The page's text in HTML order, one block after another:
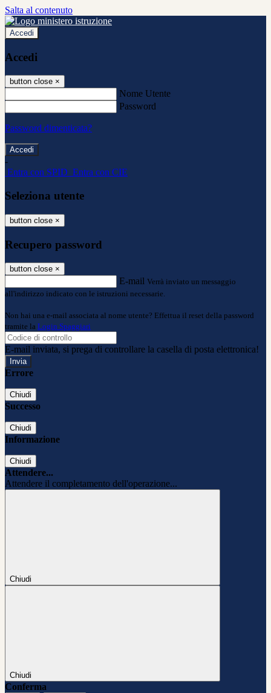
Salta al contenuto
Accedi
Accedi
button close ×
Nome Utente
Password
Password dimenticata?
-
Entra con SPID Entra con CIE
Seleziona utente
button close ×
Recupero password
button close ×
E-mail Verrà inviato un messaggio
all'indirizzo indicato con le istruzioni necessarie.
Non hai una e-mail associata al nome utente? Effettua il reset della password
tramite la Login Spaggiari
E-mail inviata, si prega di controllare la casella di posta elettronica!
Errore
Chiudi
Successo
Chiudi
Informazione
Chiudi
Attendere...
Attendere il completamento dell'operazione...
Chiudi
Chiudi
Conferma